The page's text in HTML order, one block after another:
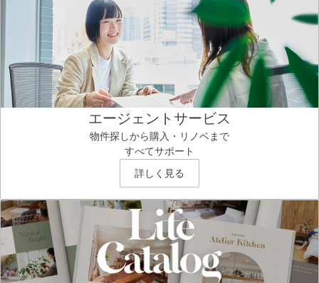
エージェントサービス
物件探しから購入・リノベまで
すべてサポート
詳しく見る